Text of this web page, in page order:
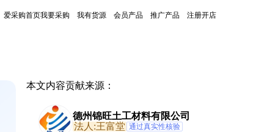
爱采购首页我要采购 我有货源 会员产品 推广产品 注册开店
本文内容贡献来源：
德州锦旺土工材料有限公司
法人:王富堂 通过真实性核验